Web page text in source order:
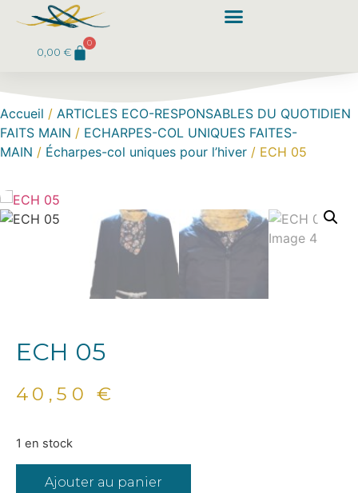
0,00€
0
Accueil / ARTICLES ECO-RESPONSABLES DU QUOTIDIEN
FAITS MAIN / ECHARPES-COL UNIQUES FAITES-
MAIN / Écharpes-col uniques pour l’hiver / ECH 05
ECH 05
40,50€
1 en stock
Ajouter au panier